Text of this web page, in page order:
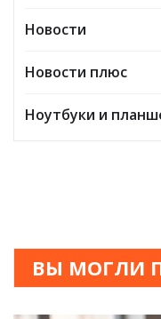
Новости
Новости плюс
Ноутбуки и
ВЫ МОГЛИ